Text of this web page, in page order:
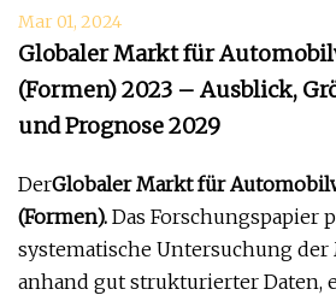
Mar 01, 2024
Globaler Markt für
(Formen) 2023 – Ausblick,
und Prognose 2029
DerGlobaler Markt für
(Formen). Das Forschungspapier
systematische Untersuchung
anhand gut strukturierter Daten,